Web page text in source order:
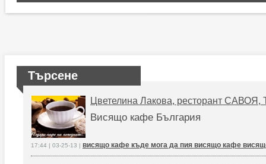
Търсене
Цветелина Лакова, ресторант САВОЯ,
Висящо кафе България
17:44 | 03-25-13 | висящо кафе къде мога да пия висящо кафе